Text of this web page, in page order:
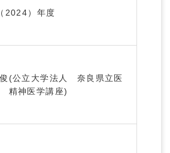
2024）年度
(公立大学法人 奈良県立医
精神医学講座)